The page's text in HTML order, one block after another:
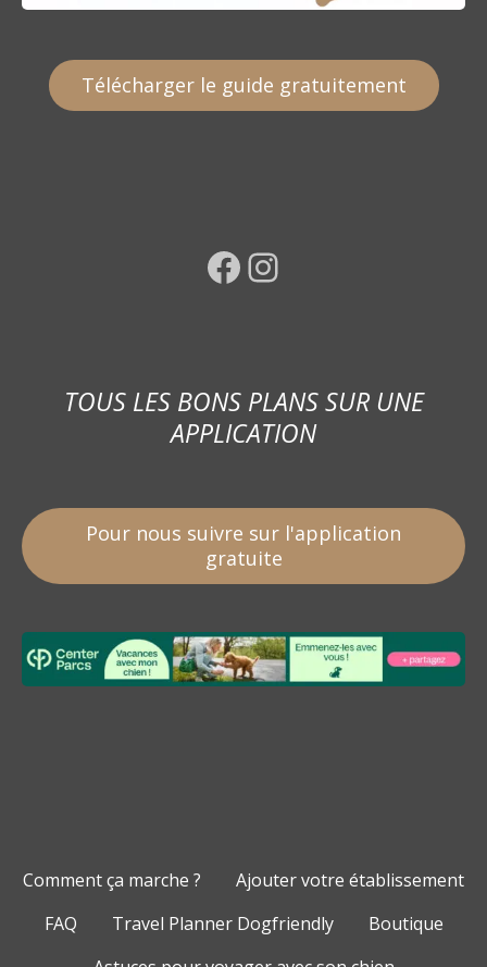
Télécharger le guide gratuitement
Facebook Instagram
TOUS LES BONS PLANS SUR UNE
APPLICATION
Pour nous suivre sur l'application
gratuite
Comment ça marche ?
Ajouter votre établissement
FAQ
Travel Planner Dogfriendly
Boutique